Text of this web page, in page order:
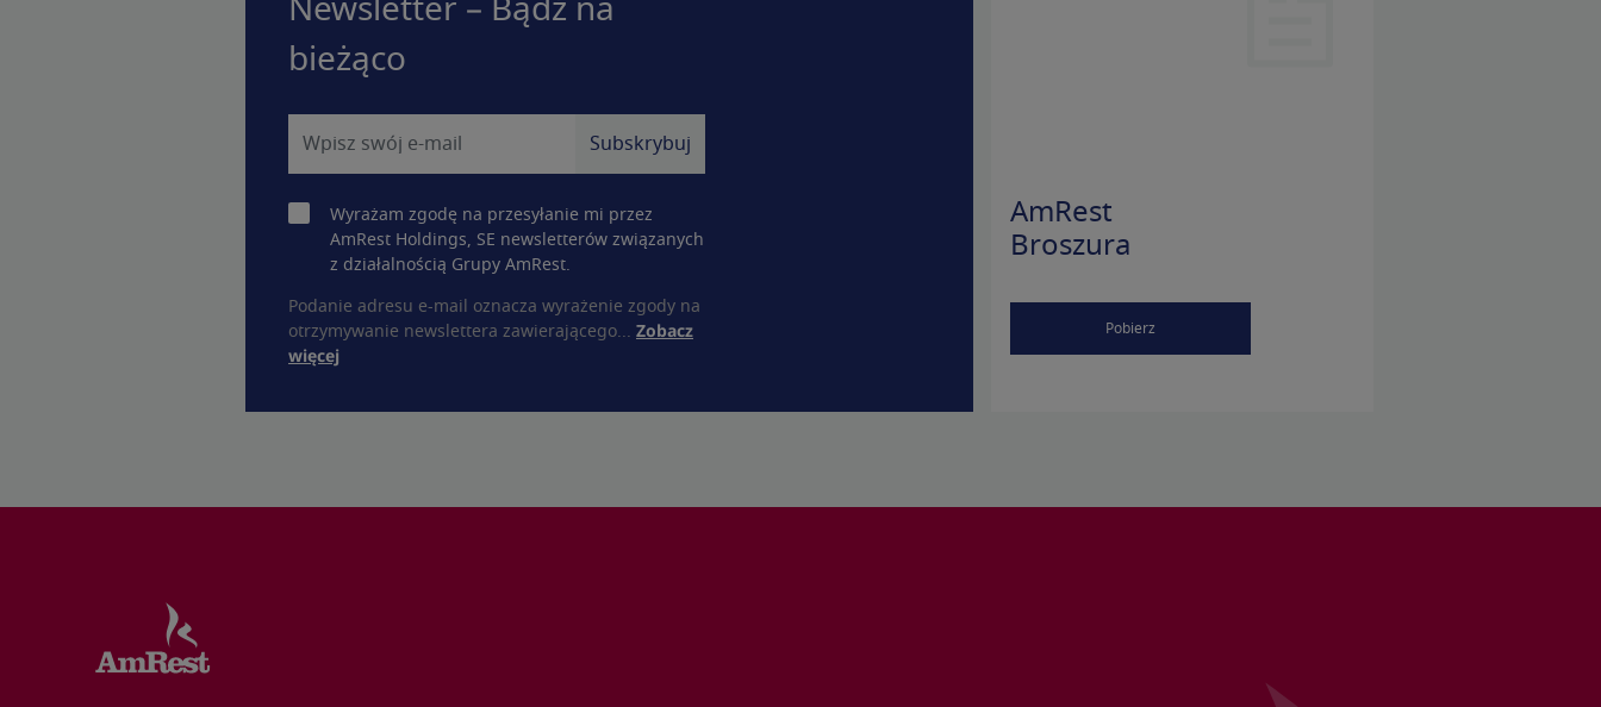
Newsletter – Bądź na
bieżąco
Wyrażam zgodę na przesyłanie mi przez
AmRest Holdings, SE newsletterów związanych
z działalnością Grupy AmRest.
Podanie adresu e-mail oznacza wyrażenie zgody na
otrzymywanie newslettera zawierającego... Zobacz
więcej
AmRest
Broszura
Pobierz